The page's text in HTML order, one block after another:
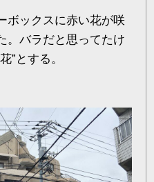
ボックスに赤い花が咲
。バラだと思ってたけ
”とする。